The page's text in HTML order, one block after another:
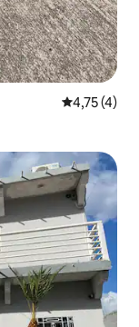
Μέση
4,75 (4)